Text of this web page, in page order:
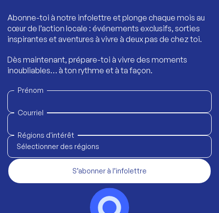
Abonne-toi à notre infolettre et plonge chaque mois au
cœur de l’action locale : événements exclusifs, sorties
inspirantes et aventures à vivre à deux pas de chez toi.
Dès maintenant, prépare-toi à vivre des moments
inoubliables… à ton rythme et à ta façon.
Prénom
Courriel
Régions d'intérêt
Sélectionner des régions
S’abonner à l’infolettre